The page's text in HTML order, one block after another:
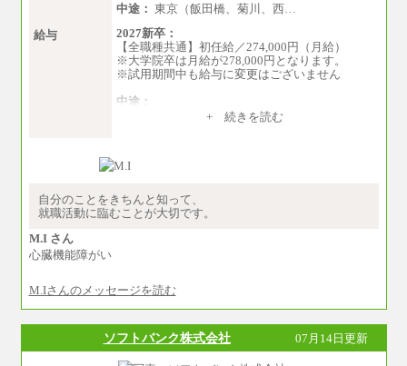
中途： 東京（飯田橋、菊川、西…
給与
2027新卒：
【全職種共通】初任給／274,000円（月給）
※大学院卒は月給が278,000円となります。
※試用期間中も給与に変更はございません
中途：
（１）～（４）274,000円（月給）～
※業務内容・勤務形態に応じて、上記給与の範
※試用期間中も給与に変更はございません
+ 続きを読む
自分のことをきちんと知って、
就職活動に臨むことが大切です。
M.I さん
心臓機能障がい
M.Iさんのメッセージを読む
ソフトバンク株式会社 07月14日更新